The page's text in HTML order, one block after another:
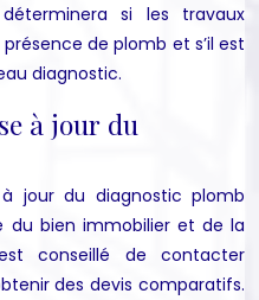
si les travaux
de plomb et s’il est
diagnostic.
à jour du
jour du diagnostic plomb
bien immobilier et de la
conseillé de contacter
des devis comparatifs.